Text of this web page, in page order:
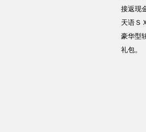
接返现
天语Ｓ
豪华型
礼包。